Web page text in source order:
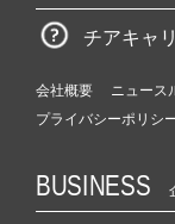
チアキャ
会社概要 ニュース
プライバシーポリシ
BUSINESS